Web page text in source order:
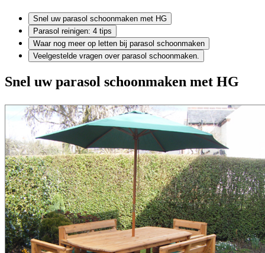
Snel uw parasol schoonmaken met HG
Parasol reinigen: 4 tips
Waar nog meer op letten bij parasol schoonmaken
Veelgestelde vragen over parasol schoonmaken.
Snel uw parasol schoonmaken met HG